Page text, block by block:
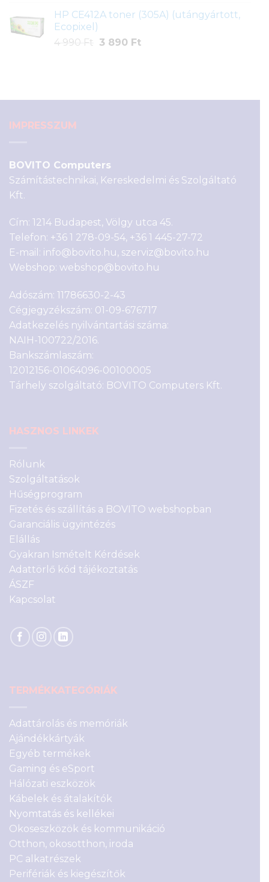
was:
990 Ft.
is:
990 Ft.
HP CE412A toner (305A) (utángyártott,
Ecopixel)
4 990 Ft
Original
3 890 FtCurrent
IMPRESSZUM
BOVITO Computers
Számítástechnikai, Kereskedelmi és Szolgáltató
Kft.
Cím: 1214 Budapest, Völgy utca 45.
Telefon: +36 1 278-09-54, +36 1 445-27-72
E-mail: info@bovito.hu, szerviz@bovito.hu
Webshop: webshop@bovito.hu
Adószám: 11786630-2-43
Cégjegyzékszám: 01-09-676717
Adatkezelés nyilvántartási száma:
NAIH-100722/2016.
Bankszámlaszám:
12012156-01064096-00100005
Tárhely szolgáltató: BOVITO Computers Kft.
HASZNOS LINKEK
Rólunk
Szolgáltatások
Hűségprogram
Fizetés és szállítás a BOVITO webshopban
Garanciális ügyintézés
Elállás
Gyakran Ismételt Kérdések
Adattörlő kód tájékoztatás
ÁSZF
Kapcsolat
TERMÉKKATEGÓRIÁK
Adattárolás és memóriák
Ajándékkártyák
Egyéb termékek
Gaming és eSport
Hálózati eszközök
Kábelek és átalakítók
Nyomtatás és kellékei
Okoseszközök és kommunikáció
Otthon, okosotthon, iroda
PC alkatrészek
Perifériák és kiegészítők